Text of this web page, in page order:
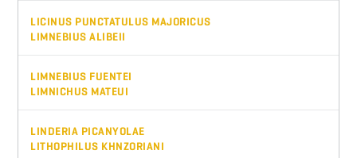
LICINUS PUNCTATULUS MAJORICUS
LIMNEBIUS ALIBEII
LIMNEBIUS FUENTEI
LIMNICHUS MATEUI
LINDERIA PICANYOLAE
LITHOPHILUS KHNZORIANI